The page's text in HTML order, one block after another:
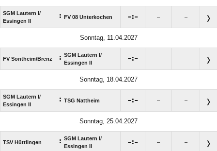
SGM Lautern I/​
Essingen II
: FV 08 Unterkochen : – –
Sonntag, 11.04.2027
FV Sontheim/​Brenz : SGM Lautern I/​
Essingen II
: – –
Sonntag, 18.04.2027
SGM Lautern I/​
Essingen II
: TSG Nattheim : – –
Sonntag, 25.04.2027
TSV Hüttlingen : SGM Lautern I/​
Essingen II
: – –